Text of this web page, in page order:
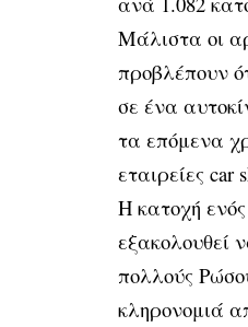
Μάλιστα οι
προβλέπουν
σε ένα
τα επόμενα
εταιρείες car
Η κατοχή
εξακολουθεί
πολλούς
κληρονομιά